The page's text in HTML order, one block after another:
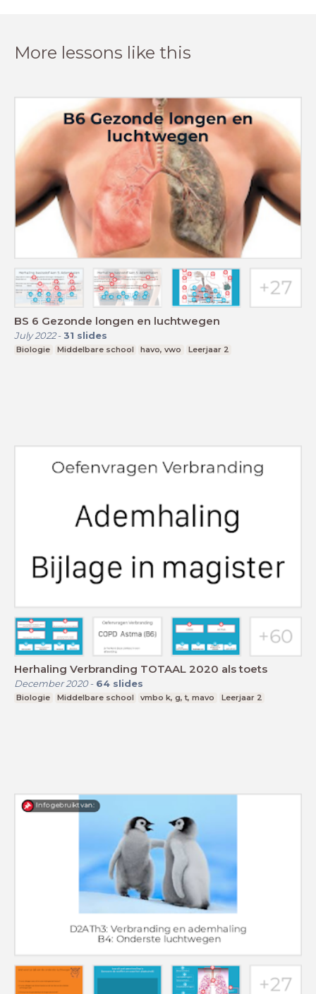
More lessons like this
BS 6 Gezonde longen en luchtwegen
July 2022- 31 slides
Biologie Middelbare school havo, vwo Leerjaar 2
Herhaling Verbranding TOTAAL 2020 als toets
December 2020- 64 slides
Biologie Middelbare school vmbo k, g, t, mavo Leerjaar 2